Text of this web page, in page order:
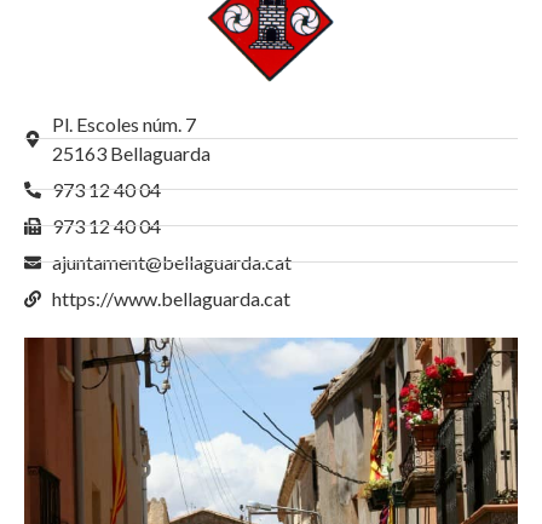
Pl. Escoles núm. 7
25163 Bellaguarda
973 12 40 04
973 12 40 04
ajuntament@bellaguarda.cat
https://www.bellaguarda.cat